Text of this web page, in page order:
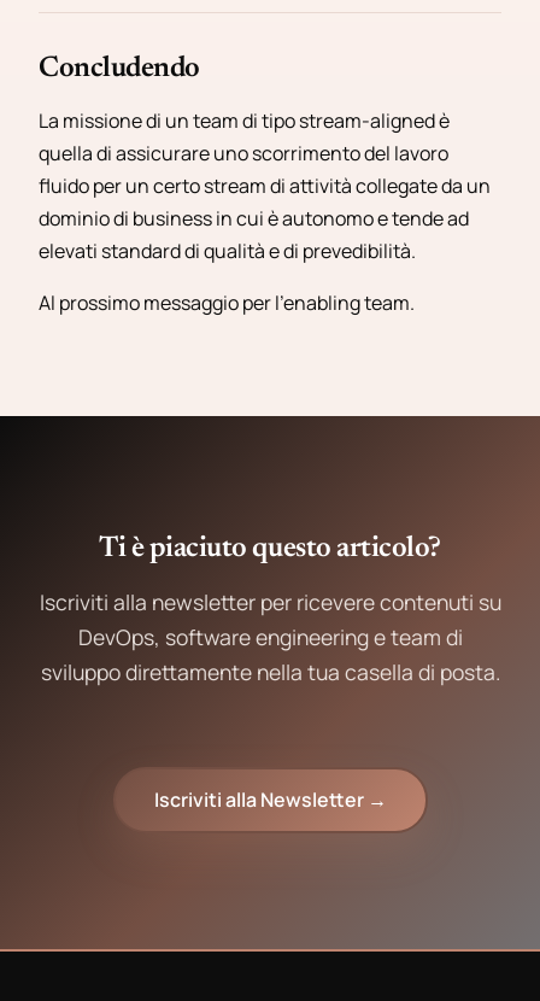
Concludendo
La missione di un team di tipo stream-aligned è
quella di assicurare uno scorrimento del lavoro
fluido per un certo stream di attività collegate da un
dominio di business in cui è autonomo e tende ad
elevati standard di qualità e di prevedibilità.
Al prossimo messaggio per l’enabling team.
Ti è piaciuto questo articolo?
Iscriviti alla newsletter per ricevere contenuti su
DevOps, software engineering e team di
sviluppo direttamente nella tua casella di posta.
Iscriviti alla Newsletter →